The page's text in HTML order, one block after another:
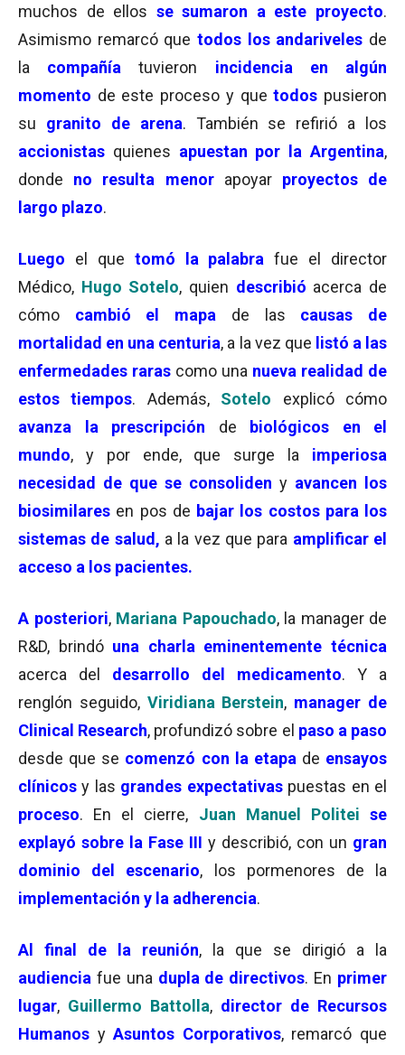
muchos de ellos se sumaron a este proyecto.
Asimismo remarcó que todos los andariveles de
la compañía tuvieron incidencia en algún
momento de este proceso y quetodos pusieron
su granito de arena. También se refirió a los
accionistas quienes apuestan por la Argentina,
donde no resulta menorapoyar proyectos de
largo plazo.
Luego el que tomó la palabra fue el director
Médico, Hugo Sotelo, quien describió acerca de
cómo cambió el mapa de las causas de
mortalidad en una centuria, a la vez que listó a las
enfermedades raras como una nueva realidad de
estos tiempos. Además, Sotelo explicó cómo
avanza la prescripción de
biológicos en el
mundo, y por ende, que surge la imperiosa
necesidad de que se consoliden y avancen los
biosimilares en pos de bajar los costos para los
sistemas de salud, a la vez que para amplificar el
acceso a los pacientes.
A posteriori, Mariana Papouchado, la manager de
R&D, brindó una charla eminentemente técnica
acerca del desarrollo del medicamento. Y a
renglón seguido,Viridiana Berstein, manager de
Clinical Research, profundizó sobre el paso a paso
desde que se comenzó con la etapa de ensayos
clínicos y las grandes expectativaspuestas en el
proceso. En el cierre, Juan Manuel Politei se
explayó sobre la Fase III y describió, con un gran
dominio del escenario, los pormenores de la
implementación y la adherencia.
Al final de la reunión, la que se dirigió a la
audiencia fue una dupla de directivos. En primer
lugar, Guillermo Battolla, director de Recursos
Humanos yAsuntos Corporativos, remarcó que